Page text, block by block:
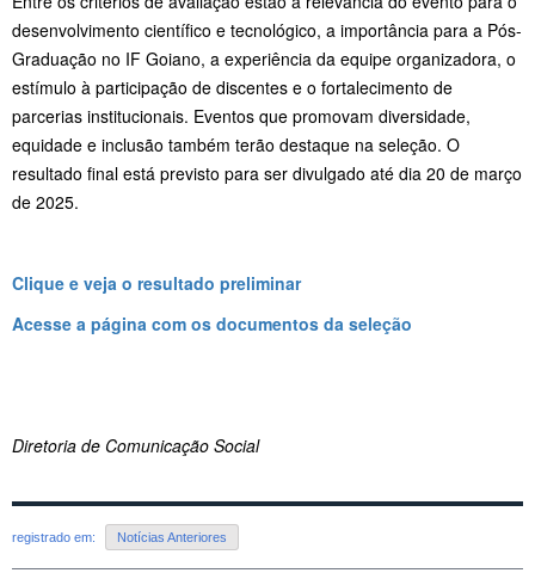
desenvolvimento científico e tecnológico, a importância para a Pós-
Graduação no IF Goiano, a experiência da equipe organizadora, o
estímulo à participação de discentes e o fortalecimento de
parcerias institucionais. Eventos que promovam diversidade,
equidade e inclusão também terão destaque na seleção. O
resultado final está previsto para ser divulgado até dia 20 de março
de 2025.
Clique e veja o resultado preliminar
Acesse a página com os documentos da seleção
Diretoria de Comunicação Social
registrado em: Notícias Anteriores